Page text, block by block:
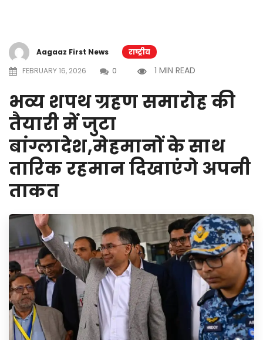
Aagaaz First News
राष्ट्रीय
FEBRUARY 16, 2026
0 1 MIN READ
भव्य शपथ ग्रहण समारोह की
तैयारी में जुटा
बांग्लादेश,मेहमानों के साथ
तारिक रहमान दिखाएंगे अपनी
ताकत